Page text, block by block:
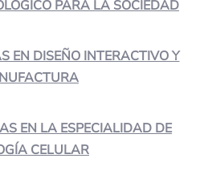
PARA LA SOCIEDAD
EN DISEÑO INTERACTIVO Y
EN LA ESPECIALIDAD DE
CELULAR